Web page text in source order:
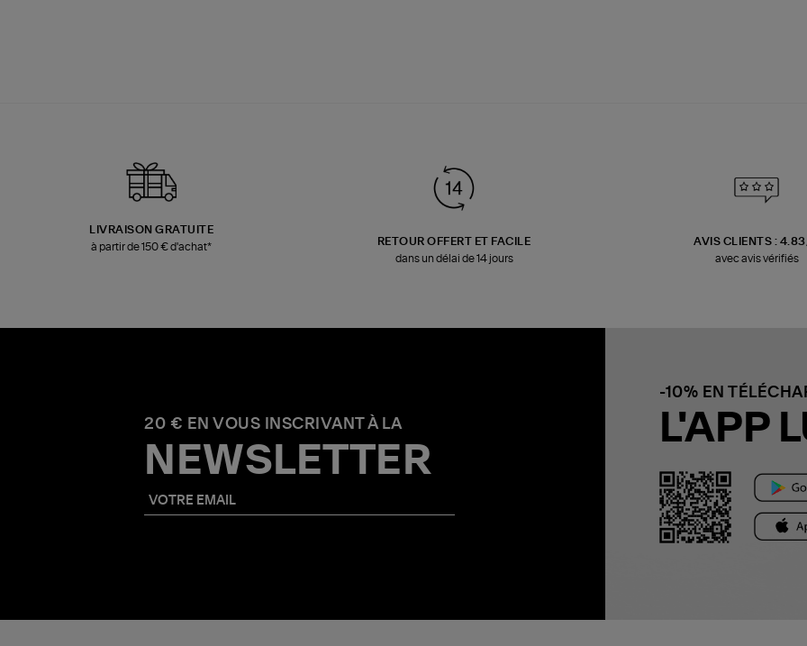
LIVRAISON GRATUITE
à partir de 150 € d'achat*
RETOUR OFFERT ET FACILE
dans un délai de 14 jours
AVIS CLIENTS :
avec avis vérifiés
20 € EN VOUS INSCRIVANT À LA
NEWSLETTER
-10% EN
L'APP